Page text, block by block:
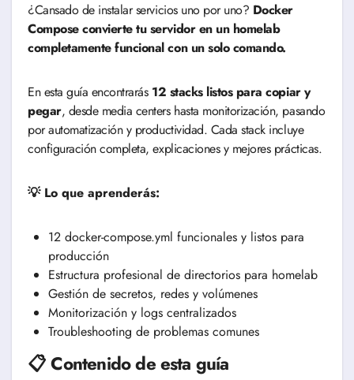
¿Cansado de instalar servicios uno por uno? Docker
Compose convierte tu servidor en un homelab
completamente funcional con un solo comando.
En esta guía encontrarás 12 stacks listos para copiar y
pegar, desde media centers hasta monitorización, pasando
por automatización y productividad. Cada stack incluye
configuración completa, explicaciones y mejores prácticas.
💡 Lo que aprenderás:
12 docker-compose.yml funcionales y listos para
producción
Estructura profesional de directorios para homelab
Gestión de secretos, redes y volúmenes
Monitorización y logs centralizados
Troubleshooting de problemas comunes
📋 Contenido de esta guía